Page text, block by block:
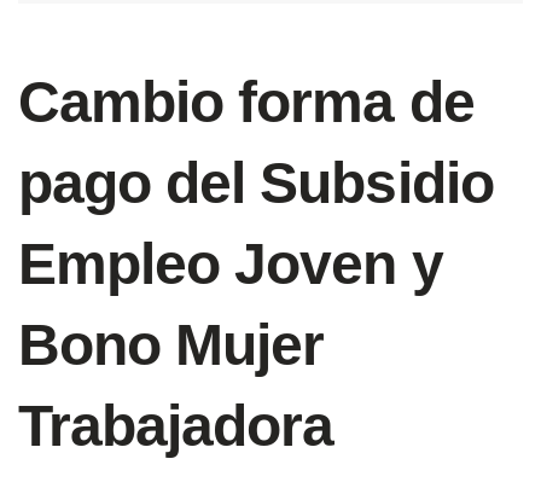
Cambio forma de
pago del Subsidio
Empleo Joven y
Bono Mujer
Trabajadora